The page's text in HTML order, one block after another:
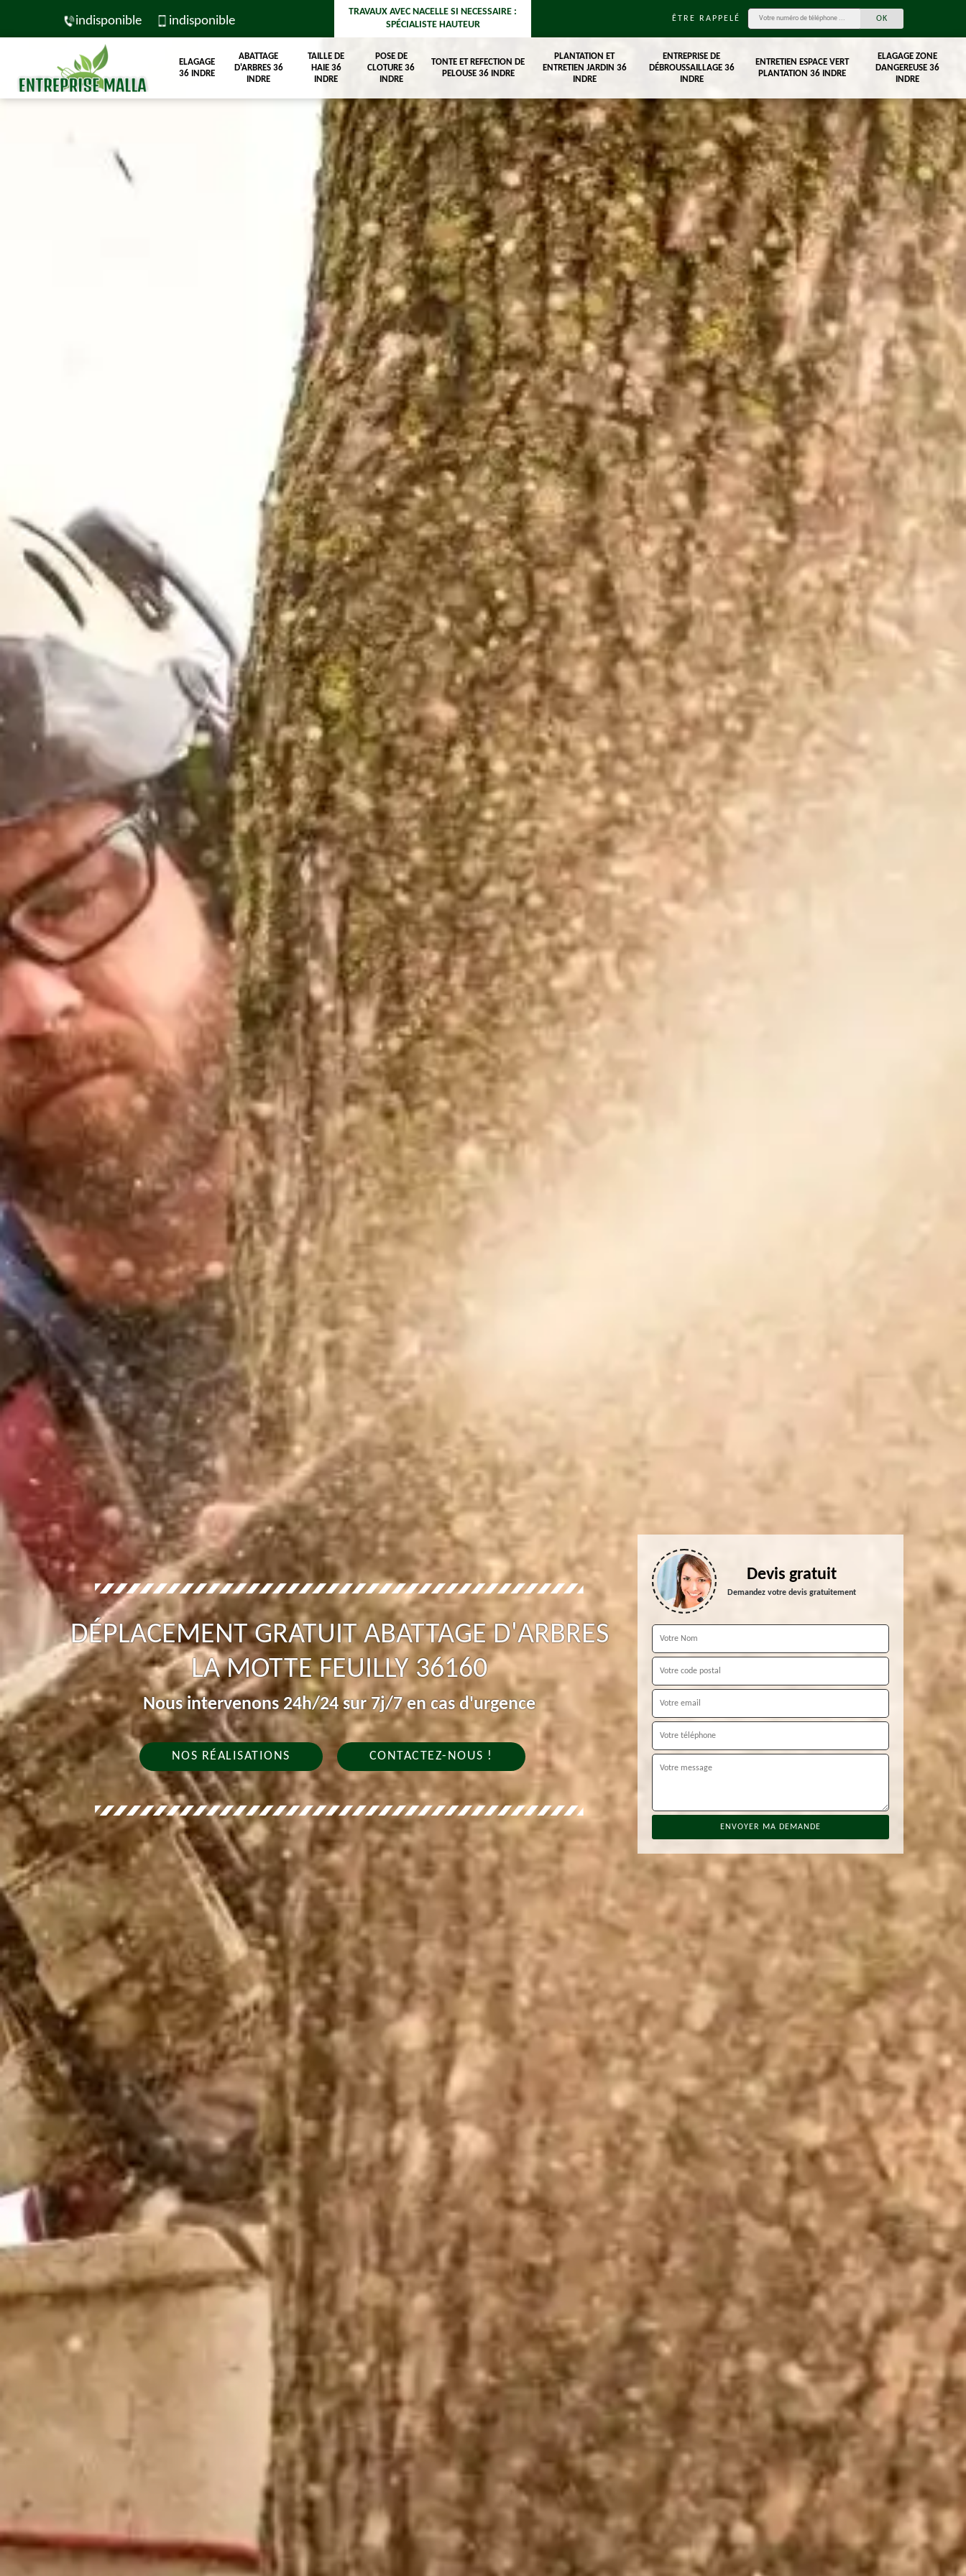
indisponible indisponible
TRAVAUX AVEC NACELLE SI NECESSAIRE :
SPÉCIALISTE HAUTEUR
ÊTRE RAPPELÉ
ELAGAGE
36 INDRE
ABATTAGE
D'ARBRES 36
INDRE
TAILLE DE
HAIE 36
INDRE
POSE DE
CLOTURE 36
INDRE
TONTE ET REFECTION DE
PELOUSE 36 INDRE
PLANTATION ET
ENTRETIEN JARDIN 36
INDRE
ENTREPRISE DE
DÉBROUSSAILLAGE 36
INDRE
ENTRETIEN ESPACE VERT
PLANTATION 36 INDRE
ELAGAGE ZONE
DANGEREUSE 36
INDRE
DÉPLACEMENT GRATUIT ABATTAGE D'ARBRES
LA MOTTE FEUILLY 36160
Nous intervenons 24h/24 sur 7j/7 en cas d'urgence
NOS RÉALISATIONS CONTACTEZ-NOUS !
Devis gratuit
Demandez votre devis gratuitement